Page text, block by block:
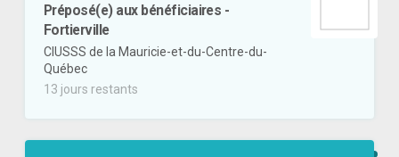
Préposé(e) aux bénéficiaires -
Fortierville
CIUSSS de la Mauricie-et-du-Centre-du-
Québec
13 jours restants